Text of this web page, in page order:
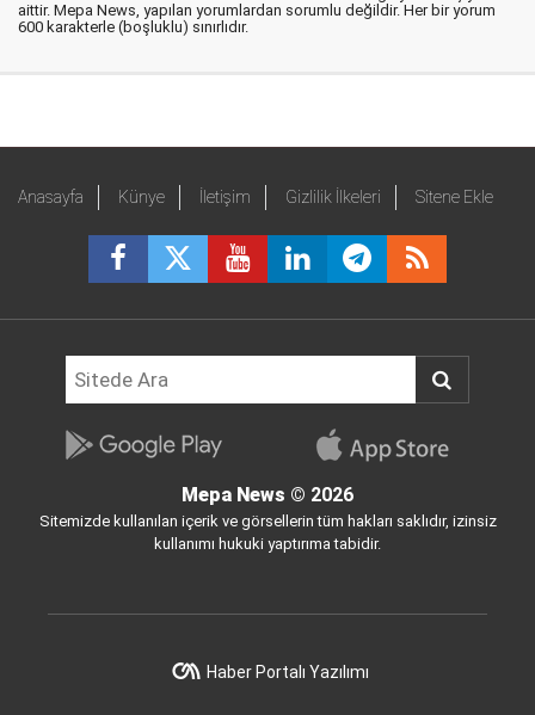
aittir. Mepa News, yapılan yorumlardan sorumlu değildir. Her bir yorum
600 karakterle (boşluklu) sınırlıdır.
Anasayfa Künye İletişim Gizlilik İlkeleri Sitene Ekle
Mepa News © 2026
Sitemizde kullanılan içerik ve görsellerin tüm hakları saklıdır, izinsiz
kullanımı hukuki yaptırıma tabidir.
Haber Portalı Yazılımı